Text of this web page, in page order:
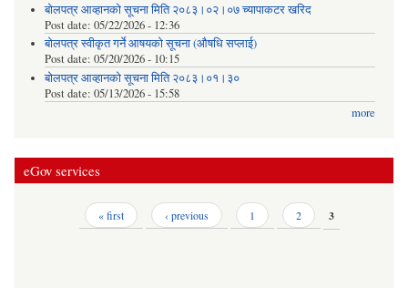
बोलपत्र आव्हानको सूचना मिति २०८३।०२।०७ च्यापाकटर खरिद
Post date: 05/22/2026 - 12:36
बोलपत्र स्वीकृत गर्ने आषयको सूचना (औषधि सप्लाई)
Post date: 05/20/2026 - 10:15
बोलपत्र आव्हानको सूचना मिति २०८३।०१।३०
Post date: 05/13/2026 - 15:58
more
eGov services
« first ‹ previous 1 2 3